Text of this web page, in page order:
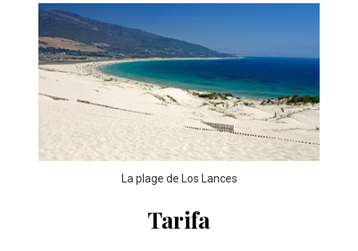
La plage de Los Lances
Tarifa